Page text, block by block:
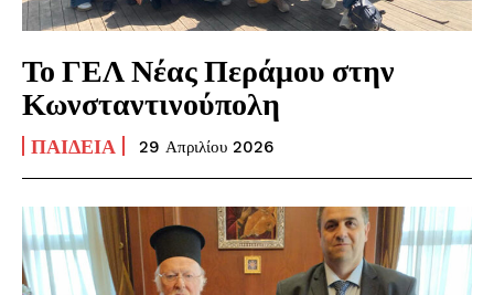
Το ΓΕΛ Νέας Περάμου στην
Κωνσταντινούπολη
ΠΑΙΔΕΊΑ 29 Απριλίου 2026